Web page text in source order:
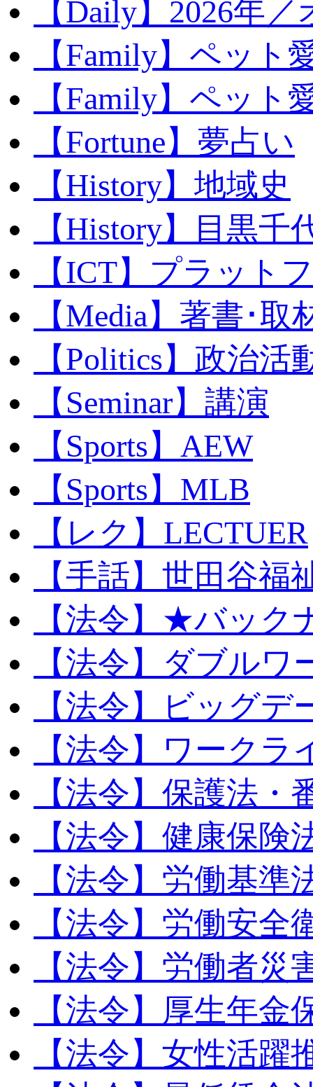
【Daily】2026年
【Family】ペット
【Family】ペット
【Fortune】夢占い
【History】地域史
【History】目黒千
【ICT】プラット
【Media】著書･取
【Politics】政治活
【Seminar】講演
【Sports】AEW
【Sports】MLB
【レク】LECTUER
【手話】世田谷福
【法令】★バック
【法令】ダブルワ
【法令】ビッグデ
【法令】ワークラ
【法令】保護法・
【法令】健康保険
【法令】労働基準
【法令】労働安全
【法令】労働者災
【法令】厚生年金
【法令】女性活躍